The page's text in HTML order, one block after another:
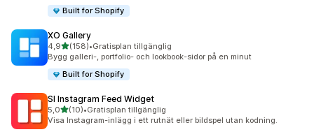
Built for Shopify
XO Gallery
4,9av 5 stjärnor
(158)
158 recensioner totalt
•Gratisplan tillgänglig
Bygg galleri-, portfolio- och lookbook-sidor på en minut
Built for Shopify
SI Instagram Feed Widget
5,0av 5 stjärnor
(10)
10 recensioner totalt
•Gratisplan tillgänglig
Visa Instagram-inlägg i ett rutnät eller bildspel utan kodning.